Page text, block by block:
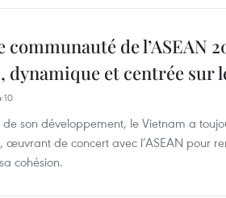
communauté de l’ASEAN
dynamique et centrée sur
de son développement, le Vietnam a
œuvrant de concert avec l’ASEAN pour
cohésion.